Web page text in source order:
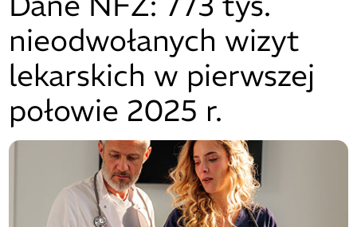
nieodwołanych wizyt
lekarskich w pierwszej
połowie 2025 r.